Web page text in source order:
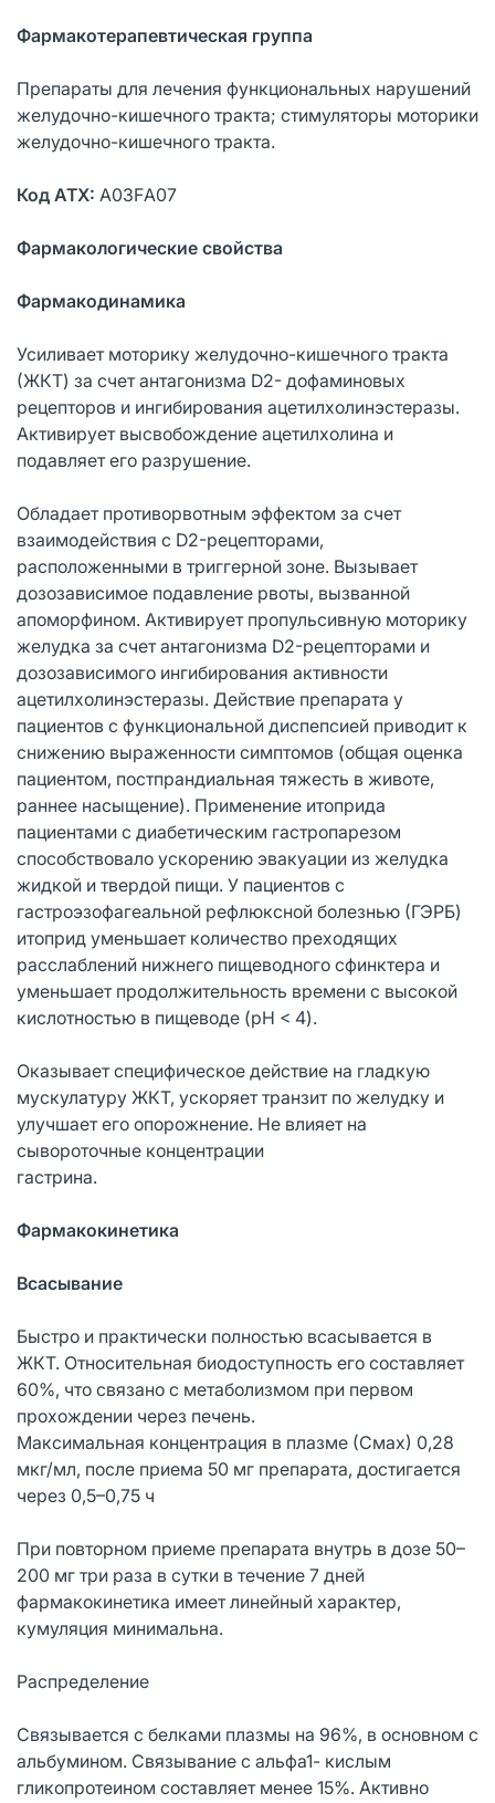
Фармакотерапевтическая группа
Препараты для лечения функциональных нарушений
желудочно-кишечного тракта; стимуляторы моторики
желудочно-кишечного тракта.
Код АТХ: А03FА07
Фармакологические свойства
Фармакодинамика
Усиливает моторику желудочно-кишечного тракта
(ЖКТ) за счет антагонизма D2- дофаминовых
рецепторов и ингибирования ацетилхолинэстеразы.
Активирует высвобождение ацетилхолина и
подавляет его разрушение.
Обладает противорвотным эффектом за счет
взаимодействия с D2-рецепторами,
расположенными в триггерной зоне. Вызывает
дозозависимое подавление рвоты, вызванной
апоморфином. Активирует пропульсивную моторику
желудка за счет антагонизма D2-рецепторами и
дозозависимого ингибирования активности
ацетилхолинэстеразы. Действие препарата у
пациентов с функциональной диспепсией приводит к
снижению выраженности симптомов (общая оценка
пациентом, постпрандиальная тяжесть в животе,
раннее насыщение). Применение итоприда
пациентами с диабетическим гастропарезом
способствовало ускорению эвакуации из желудка
жидкой и твердой пищи. У пациентов с
гастроэзофагеальной рефлюксной болезнью (ГЭРБ)
итоприд уменьшает количество преходящих
расслаблений нижнего пищеводного сфинктера и
уменьшает продолжительность времени с высокой
кислотностью в пищеводе (pH < 4).
Оказывает специфическое действие на гладкую
мускулатуру ЖКТ, ускоряет транзит по желудку и
улучшает его опорожнение. Не влияет на
сывороточные концентрации
гастрина.
Фармакокинетика
Всасывание
Быстро и практически полностью всасывается в
ЖКТ. Относительная биодоступность его составляет
60%, что связано с метаболизмом при первом
прохождении через печень.
Максимальная концентрация в плазме (Смах) 0,28
мкг/мл, после приема 50 мг препарата, достигается
через 0,5–0,75 ч
При повторном приеме препарата внутрь в дозе 50–
200 мг три раза в сутки в течение 7 дней
фармакокинетика имеет линейный характер,
кумуляция минимальна.
Распределение
Связывается с белками плазмы на 96%, в основном с
альбумином. Связывание с альфа1- кислым
гликопротеином составляет менее 15%. Активно